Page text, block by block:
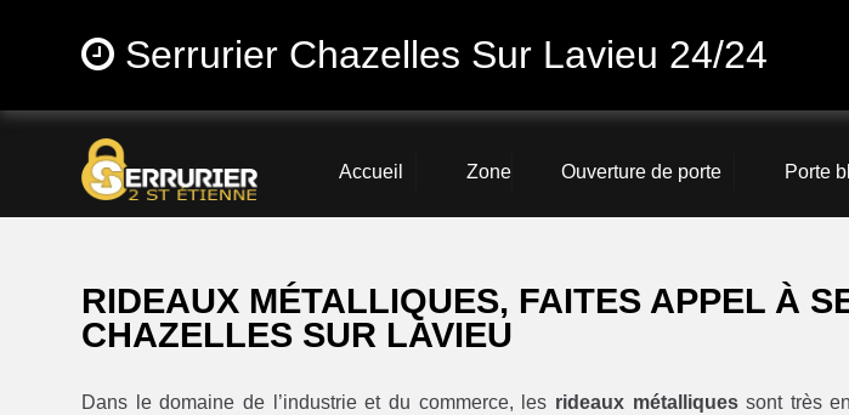
Serrurier Chazelles Sur Lavieu 24/24
Accueil Zone Ouverture de porte Porte
RIDEAUX MÉTALLIQUES, FAITES APPEL À
CHAZELLES SUR LAVIEU
Dans le domaine de l’industrie et du commerce, les rideaux métalliquessont très